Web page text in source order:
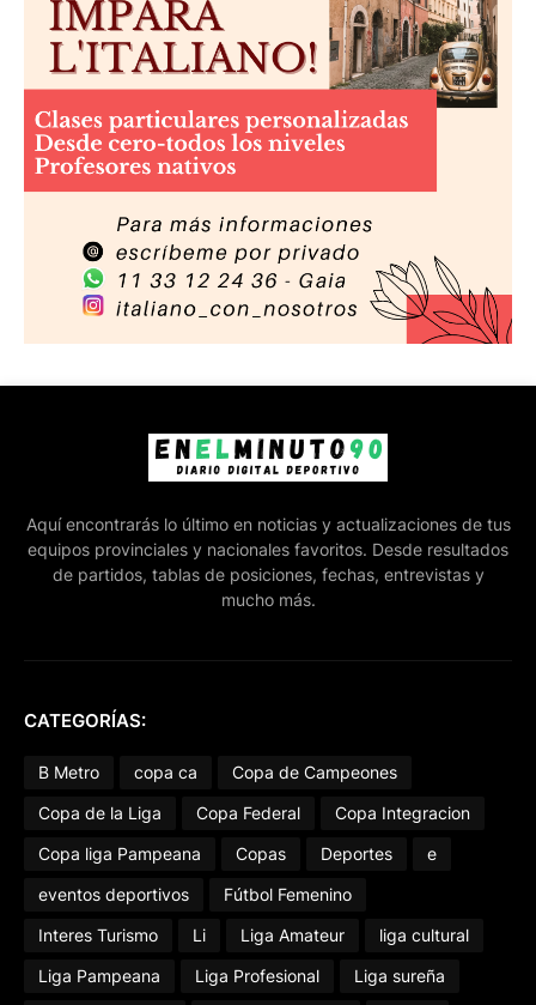
Aquí encontrarás lo último en noticias y actualizaciones de tus
equipos provinciales y nacionales favoritos. Desde resultados
de partidos, tablas de posiciones, fechas, entrevistas y
mucho más.
CATEGORÍAS:
B Metro copa ca
Copa de Campeones
Copa de la Liga
Copa Federal
Copa Integracion
Copa liga Pampeana
Copas Deportes
e
eventos deportivos
Fútbol Femenino
Interes Turismo
Li Liga Amateur
liga cultural
Liga Pampeana
Liga Profesional
Liga sureña